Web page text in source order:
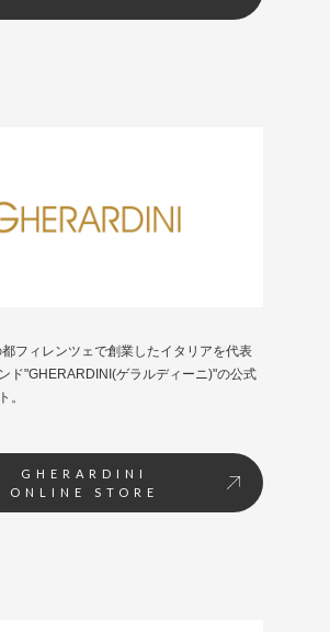
フィレンツェで創業したイタリアを代表
ド"GHERARDINI(ゲラルディーニ)"の公式
。
GHERARDINI
ONLINE STORE